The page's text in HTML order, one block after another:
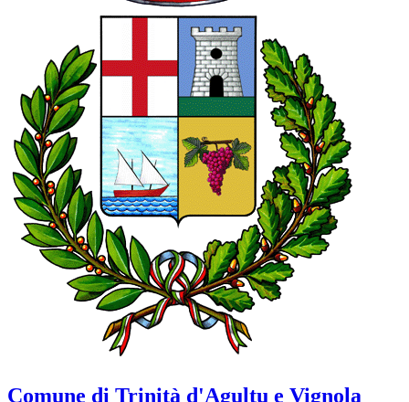
Comune di Trinità d'Agultu e Vignola